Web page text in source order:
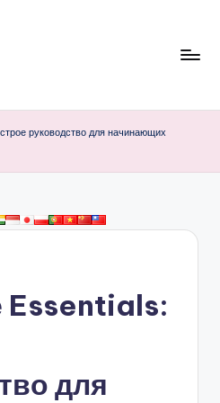
руководство для начинающих
Essentials:
для